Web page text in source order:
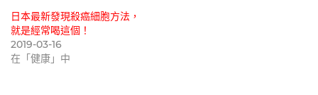
日本最新發現殺癌細胞方法，
就是經常喝這個！
2019-03-16
在「健康」中